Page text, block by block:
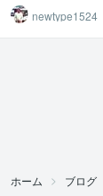
newtype1524
ホーム ブログ